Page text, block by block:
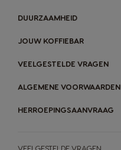
DUURZAAMHEID
JOUW KOFFIEBAR
VEELGESTELDE VRAGEN
ALGEMENE VOORWAARDEN
HERROEPINGSAANVRAAG
VEELGESTELDE VRAGEN